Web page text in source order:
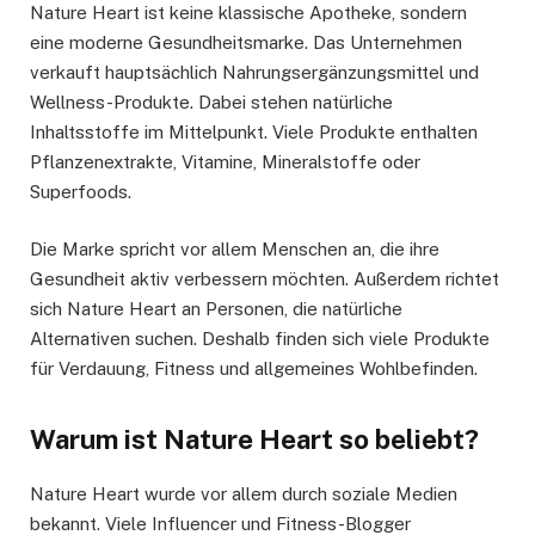
Nature Heart ist keine klassische Apotheke, sondern
eine moderne Gesundheitsmarke. Das Unternehmen
verkauft hauptsächlich Nahrungsergänzungsmittel und
Wellness-Produkte. Dabei stehen natürliche
Inhaltsstoffe im Mittelpunkt. Viele Produkte enthalten
Pflanzenextrakte, Vitamine, Mineralstoffe oder
Superfoods.
Die Marke spricht vor allem Menschen an, die ihre
Gesundheit aktiv verbessern möchten. Außerdem richtet
sich Nature Heart an Personen, die natürliche
Alternativen suchen. Deshalb finden sich viele Produkte
für Verdauung, Fitness und allgemeines Wohlbefinden.
Warum ist Nature Heart so beliebt?
Nature Heart wurde vor allem durch soziale Medien
bekannt. Viele Influencer und Fitness-Blogger